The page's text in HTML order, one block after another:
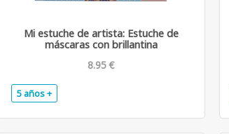
Mi estuche de artista: Estuche de
máscaras con brillantina
8.95 €
5 años +